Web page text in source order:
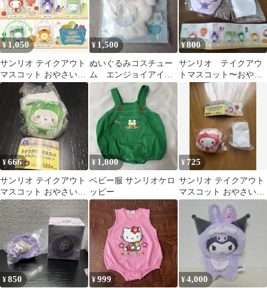
¥1,050
サンリオ テイクアウト
マスコット おやさいベ
ビー /シナモロール&ポ
チャッコ
¥ 1,500
ぬいぐるみコスチュー
ム エンジョイアイド
ルシリーズ ベビー
靴下 シナモン
¥800
サンリオ テイクアウ
トマスコット〜おやさ
いベビーver.〜 クロミ
¥666
サンリオ テイクアウト
マスコット おやさいベ
ビー ポチャッコ
¥ 1,800
ベビー服 サンリオケロ
ッピー
¥ 725
サンリオ テイクアウト
マスコット おやさいベ
ビー ハローキティ
¥850 ¥999 ¥4,000